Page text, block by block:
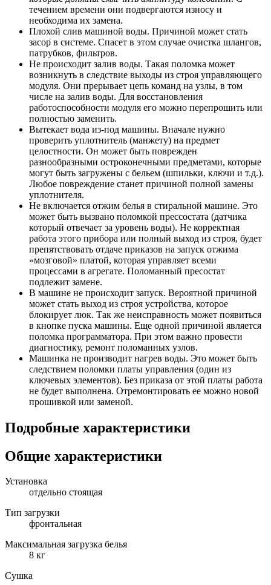
течением времени они подвергаются износу и
необходима их замена.
Плохой слив машиной воды. Причиной может стать
засор в системе. Спасет в этом случае очистка шлангов,
патрубков, фильтров.
Не происходит залив воды. Такая поломка может
возникнуть в следствие выходы из строя управляющего
модуля. Они прерывает цепь команд на узлы, в том
числе на залив воды. Для восстановления
работоспособности модуля его можно перепрошить или
полностью заменить.
Вытекает вода из-под машины. Вначале нужно
проверить уплотнитель (манжету) на предмет
целостности. Он может быть поврежден
разнообразными остроконечными предметами, которые
могут быть загружены с бельем (шпильки, ключи и т.д.).
Любое повреждение станет причиной полной замены
уплотнителя.
Не включается отжим белья в стиральной машине. Это
может быть вызвано поломкой прессостата (датчика
который отвечает за уровень воды). Не корректная
работа этого прибора или полный выход из строя, будет
препятствовать отдаче приказов на запуск отжима
«мозговой» платой, которая управляет всеми
процессами в агрегате. Поломанный пресостат
подлежит замене.
В машине не происходит запуск. Вероятной причиной
может стать выход из строя устройства, которое
блокирует люк. Так же неисправность может появиться
в кнопке пуска машины. Еще одной причиной является
поломка программатора. При этом важно провести
диагностику, ремонт поломанных узлов.
Машинка не производит нагрев воды. Это может быть
следствием поломки платы управления (один из
ключевых элементов). Без приказа от этой платы работа
не будет выполнена. Отремонтировать ее можно новой
прошивкой или заменой.
Подробные характеристики
Общие характеристики
Установка
отдельно стоящая
Тип загрузки
фронтальная
Максимальная загрузка белья
8 кг
Сушка